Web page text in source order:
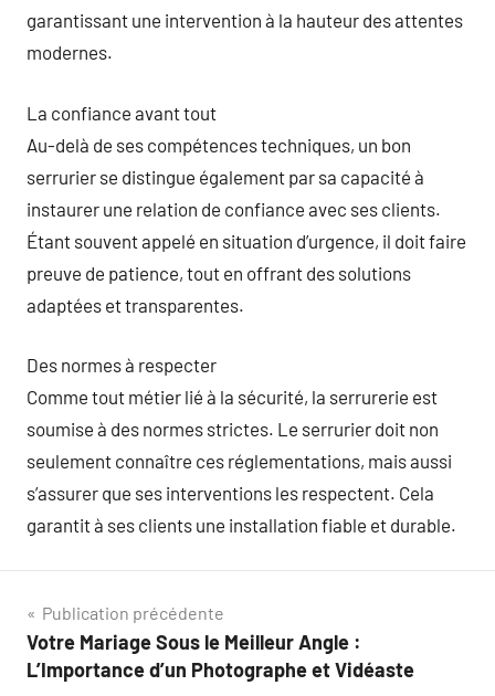
garantissant une intervention à la hauteur des attentes
modernes.
La confiance avant tout
Au-delà de ses compétences techniques, un bon
serrurier se distingue également par sa capacité à
instaurer une relation de confiance avec ses clients.
Étant souvent appelé en situation d’urgence, il doit faire
preuve de patience, tout en offrant des solutions
adaptées et transparentes.
Des normes à respecter
Comme tout métier lié à la sécurité, la serrurerie est
soumise à des normes strictes. Le serrurier doit non
seulement connaître ces réglementations, mais aussi
s’assurer que ses interventions les respectent. Cela
garantit à ses clients une installation fiable et durable.
Navigation
de
Publication précédente
Votre Mariage Sous le Meilleur Angle :
L’Importance d’un Photographe et Vidéaste